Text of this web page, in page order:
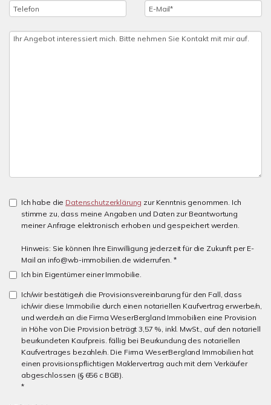
Ich habe die Datenschutzerklärung zur Kenntnis genommen. Ich
stimme zu, dass meine Angaben und Daten zur Beantwortung
meiner Anfrage elektronisch erhoben und gespeichert werden.
Hinweis: Sie können Ihre Einwilligung jederzeit für die Zukunft per E-
Mail an info@wb-immobilien.de widerrufen. *
Ich bin Eigentümer einer Immobilie.
Ich/wir bestätige/n die Provisionsvereinbarung für den Fall, dass
ich/wir diese Immobilie durch einen notariellen Kaufvertrag erwerbe/n,
und werde/n an die Firma WeserBergland Immobilien eine Provision
in Höhe von Die Provision beträgt 3,57 %, inkl. MwSt., auf den notariell
beurkundeten Kaufpreis. fällig bei Beurkundung des notariellen
Kaufvertrages bezahle/n. Die Firma WeserBergland Immobilien hat
einen provisionspflichtigen Maklervertrag auch mit dem Verkäufer
abgeschlossen (§ 656 c BGB).
*